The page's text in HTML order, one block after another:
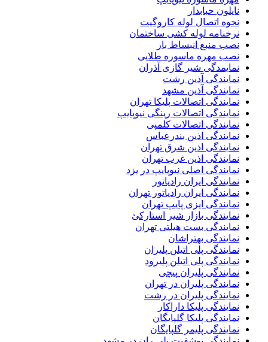
نایلون حبابدار
نحوه اتصال لوله کاروگیت
نرخنامه لوله کشی ساختمان
نصب منبع انبساط باز
نصب مهره ماسوره طلایی
نمایمدگی شیر گازی آذران
نمایندگی آذین رشت
نمایندگی آذین مشهد
نمایندگی اتصالات پلیکا تهران
نمایندگی اتصالات رینگی نیوپایپ
نمایندگی اتصالات کلمپی
نمایندگی اذین بندرعباس
نمایندگی اذین شرق تهران
نمایندگی اذین غرب تهران
نمایندگی اصلی نیوپایپ در یزد
نمایندگی ایران رادیاتور
نمایندگی ایران رادیاتور تهران
نمایندگی ایزی پایپ تهران
نمایندگی بازار شیر استارکئ
نمایندگی بست هیلتی تهران
نمایندگی بهتراشان
نمایندگی پلی اتیلن پلیران
نمایندگی پلی اتیلن پلیرود
نمایندگی پلیران پیچی
نمایندگی پلیران در تهران
نمایندگی پلیران در رشت
نمایندگی پلیکا داراکار
نمایندگی پلیکا گلپایگان
نمایندگی پلیمر گلپایگان